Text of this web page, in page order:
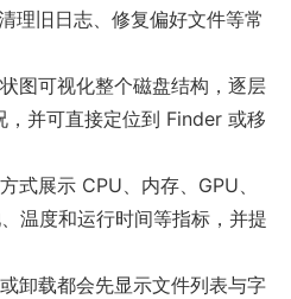
理旧日志、修复偏好文件等常
图可视化整个磁盘结构，逐层
，并可直接定位到 Finder 或移
式展示 CPU、内存、GPU、
温度和运行时间等指标，并提
卸载都会先显示文件列表与字